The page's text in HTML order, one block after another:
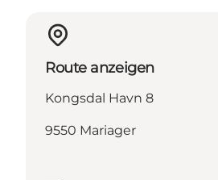
Route anzeigen
Kongsdal Havn 8
9550 Mariager